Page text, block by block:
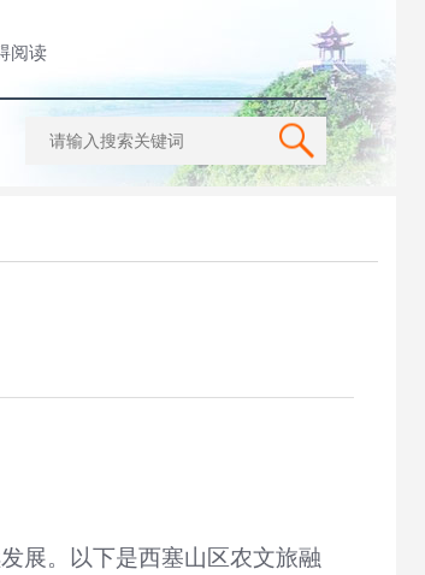
阅读
展。以下是西塞山区农文旅融